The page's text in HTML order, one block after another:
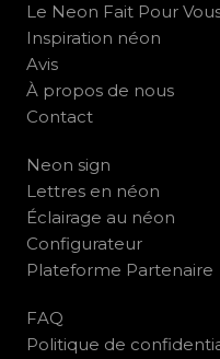
Le Neon Fait Pour
Inspiration néon
Avis
À propos de nous
Contact
Neon sign
Lettres en néon
Éclairage au néon
Configurateur
Plateforme Partenaire
FAQ
Politique de